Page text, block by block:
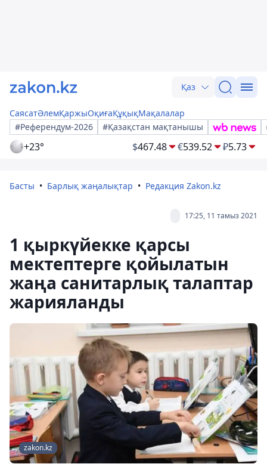
Қаз
СаясатӘлемҚаржыОқиғаҚұқықМақалалар
#Референдум-2026
#Қазақстан мақтанышы
+23° $467.48 €539.52 ₽5.73
Басты Барлық жаңалықтар Редакция Zakon.kz
17:25, 11 тамыз 2021
1 қыркүйекке қарсы
мектептерге қойылатын
жаңа санитарлық талаптар
жарияланды
zakon.kz